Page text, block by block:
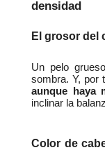
densidad
El grosor del
Un pelo
sombra. Y, por
aunque haya
inclinar la
Color de